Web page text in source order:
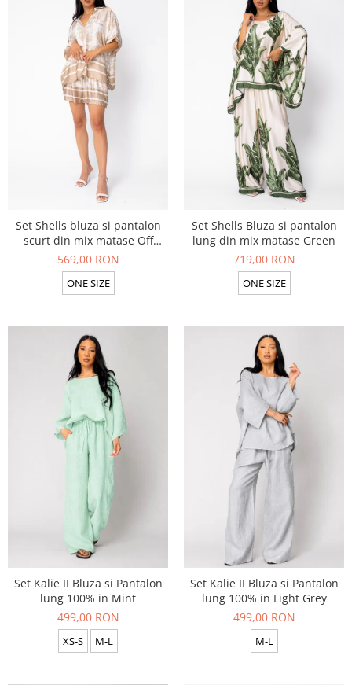
Set Shells bluza si pantalon
scurt din mix matase Off
White/Beige
569,00 RON
ONE SIZE
Set Shells Bluza si pantalon
lung din mix matase Green
719,00 RON
ONE SIZE
Set Kalie II Bluza si Pantalon
lung 100% in Mint
499,00 RON
XS-S M-L
Set Kalie II Bluza si Pantalon
lung 100% in Light Grey
499,00 RON
M-L